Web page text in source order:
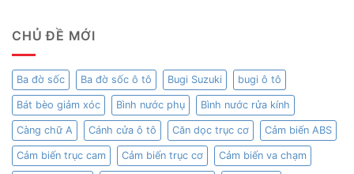
CHỦ ĐỀ MỚI
Ba đờ sốc Ba đờ sốc ô tô Bugi Suzuki bugi ô tô
Bát bèo giảm xóc Bình nước phụ Bình nước rửa kính
Càng chữ A Cánh cửa ô tô Căn dọc trục cơ Cảm biến ABS
Cảm biến trục cam Cảm biến trục cơ Cảm biến va chạm